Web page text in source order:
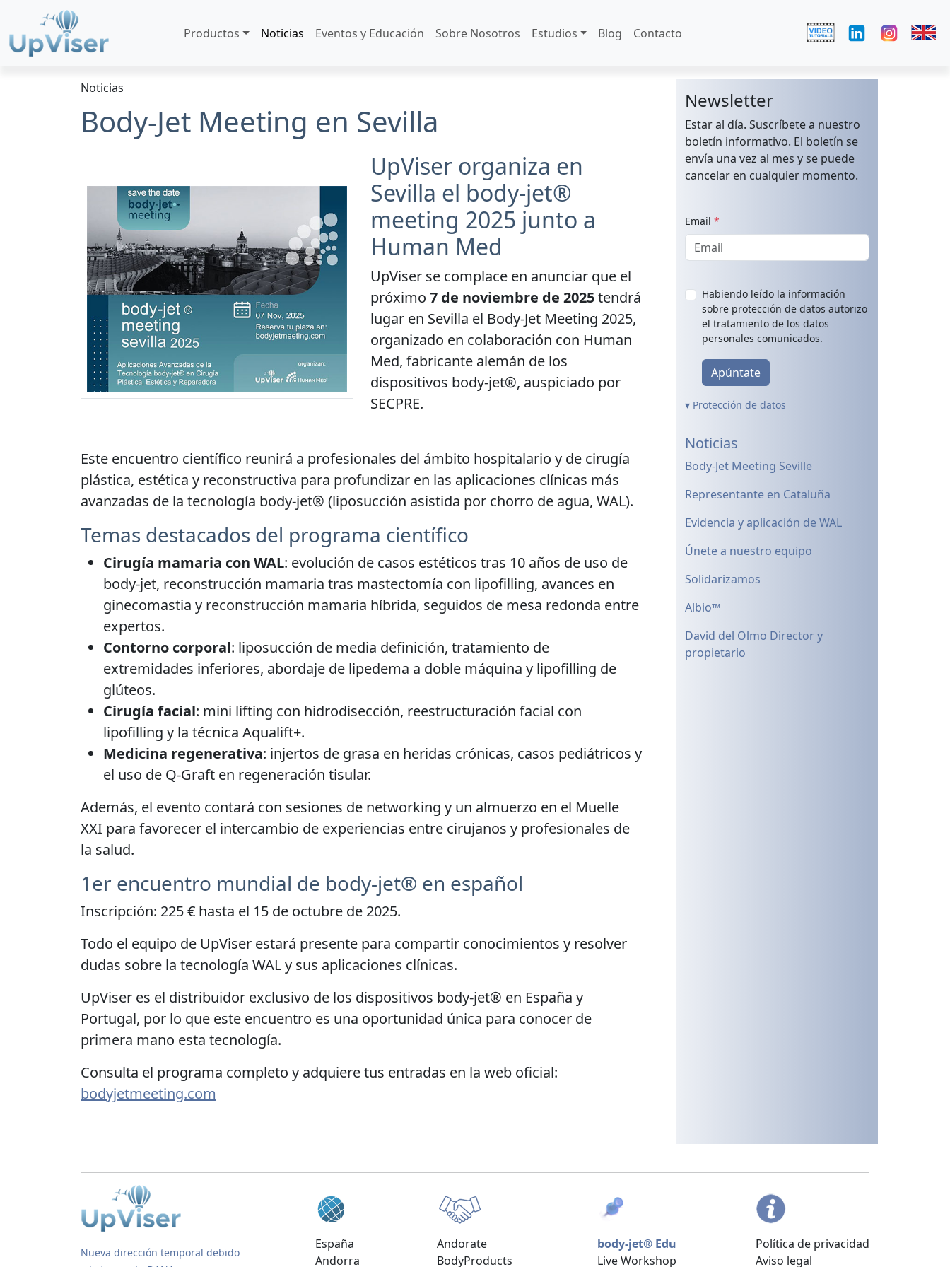
Productos Noticias Eventos y Educación Sobre Nosotros Estudios Blog Contacto
Noticias
Body-Jet Meeting en Sevilla
UpViser organiza en
Sevilla el body-jet®
meeting 2025 junto a
Human Med
UpViser se complace en anunciar que el
próximo 7 de noviembre de 2025tendrá
lugar en Sevilla el Body-Jet Meeting 2025,
organizado en colaboración con Human
Med, fabricante alemán de los
dispositivos body-jet®, auspiciado por
SECPRE.
Este encuentro científico reunirá a profesionales del ámbito hospitalario y de cirugía
plástica, estética y reconstructiva para profundizar en las aplicaciones clínicas más
avanzadas de la tecnología body-jet® (liposucción asistida por chorro de agua, WAL).
Temas destacados del programa científico
Cirugía mamaria con WAL: evolución de casos estéticos tras 10 años de uso de
body-jet, reconstrucción mamaria tras mastectomía con lipofilling, avances en
ginecomastia y reconstrucción mamaria híbrida, seguidos de mesa redonda entre
expertos.
Contorno corporal: liposucción de media definición, tratamiento de
extremidades inferiores, abordaje de lipedema a doble máquina y lipofilling de
glúteos.
Cirugía facial: mini lifting con hidrodisección, reestructuración facial con
lipofilling y la técnica Aqualift+.
Medicina regenerativa: injertos de grasa en heridas crónicas, casos pediátricos y
el uso de Q-Graft en regeneración tisular.
Además, el evento contará con sesiones de networking y un almuerzo en el Muelle
XXI para favorecer el intercambio de experiencias entre cirujanos y profesionales de
la salud.
1er encuentro mundial de body-jet® en español
Inscripción: 225 € hasta el 15 de octubre de 2025.
Todo el equipo de UpViser estará presente para compartir conocimientos y resolver
dudas sobre la tecnología WAL y sus aplicaciones clínicas.
UpViser es el distribuidor exclusivo de los dispositivos body-jet® en España y
Portugal, por lo que este encuentro es una oportunidad única para conocer de
primera mano esta tecnología.
Consulta el programa completo y adquiere tus entradas en la web oficial:
bodyjetmeeting.com
Newsletter
Estar al día. Suscríbete a nuestro
boletín informativo. El boletín se
envía una vez al mes y se puede
cancelar en cualquier momento.
Email *
Habiendo leído la información
sobre protección de datos autorizo
el tratamiento de los datos
personales comunicados.
Apúntate
▾ Protección de datos
Noticias
Body-Jet Meeting Seville
Representante en Cataluña
Evidencia y aplicación de WAL
Únete a nuestro equipo
Solidarizamos
Albio™
David del Olmo Director y
propietario
Nueva dirección temporal debido
España
Andorra
Andorate
BodyProducts
body-jet® Edu
Live Workshop
Política de privacidad
Aviso legal